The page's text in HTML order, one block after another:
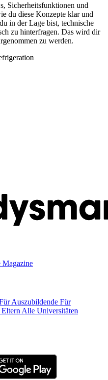
Sicherheitsfunktionen und
du diese Konzepte klar und
in der Lage bist, technische
zu hinterfragen. Das wird dir
zu werden.
Magazine
Auszubildende Für
Alle Universitäten